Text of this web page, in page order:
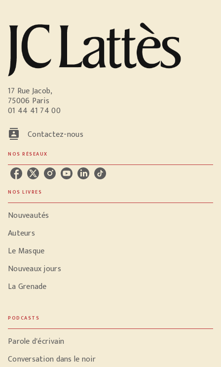
17 Rue Jacob,
75006 Paris
01 44 41 74 00
contacts Contactez-nous
NOS RÉSEAUX
NOS LIVRES
Nouveautés
Auteurs
Le Masque
Nouveaux jours
La Grenade
PODCASTS
Parole d'écrivain
Conversation dans le noir